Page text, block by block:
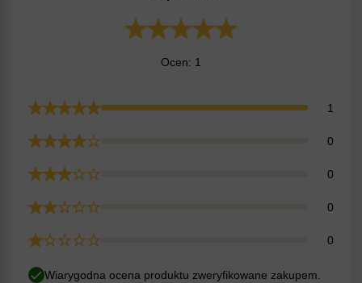
Ocen: 1
1
0
0
0
0
Wiarygodna ocena produktu zweryfikowane zakupem.